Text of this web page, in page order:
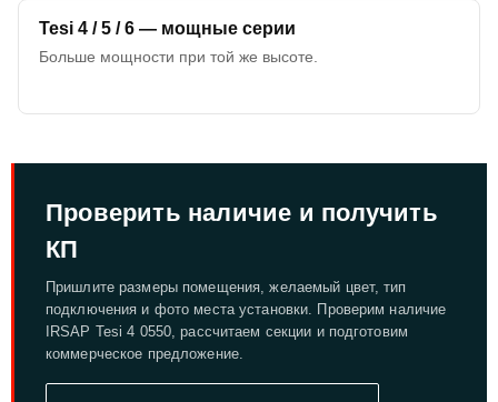
Tesi 4 / 5 / 6 — мощные серии
Больше мощности при той же высоте.
Проверить наличие и получить
КП
Пришлите размеры помещения, желаемый цвет, тип
подключения и фото места установки. Проверим наличие
IRSAP Tesi 4 0550, рассчитаем секции и подготовим
коммерческое предложение.